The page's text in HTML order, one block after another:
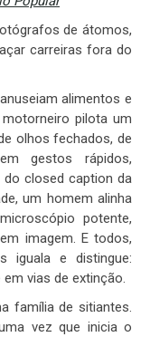
de átomos,
carreiras fora do
alimentos e
pilota um
olhos fechados, de
gestos rápidos,
closed caption da
um homem alinha
potente,
imagem. E todos,
iguala e distingue:
vias de extinção.
família de sitiantes.
vez que inicia o